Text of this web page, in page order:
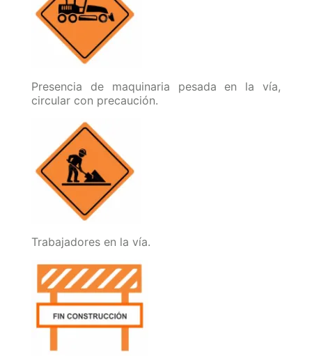
Presencia de maquinaria pesada en la vía,
circular con precaución.
Trabajadores en la vía.